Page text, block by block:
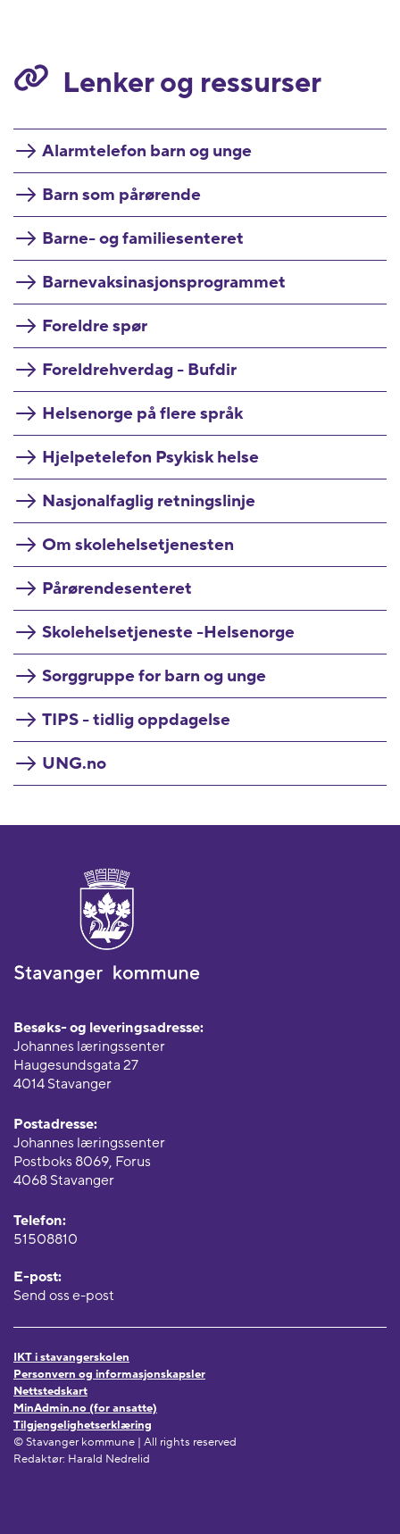
Lenker og ressurser
Alarmtelefon barn og unge
Barn som pårørende
Barne- og familiesenteret
Barnevaksinasjonsprogrammet
Foreldre spør
Foreldrehverdag - Bufdir
Helsenorge på flere språk
Hjelpetelefon Psykisk helse
Nasjonalfaglig retningslinje
Om skolehelsetjenesten
Pårørendesenteret
Skolehelsetjeneste -Helsenorge
Sorggruppe for barn og unge
TIPS - tidlig oppdagelse
UNG.no
Besøks- og leveringsadresse:
Johannes læringssenter
Haugesundsgata 27
4014 Stavanger
Postadresse:
Johannes læringssenter
Postboks 8069, Forus
4068 Stavanger
Telefon:
51508810
E-post:
Send oss e-post
IKT i stavangerskolen
Personvern og informasjonskapsler
Nettstedskart
MinAdmin.no (for ansatte)
Tilgjengelighetserklæring
© Stavanger kommune | All rights reserved
Redaktør: Harald Nedrelid